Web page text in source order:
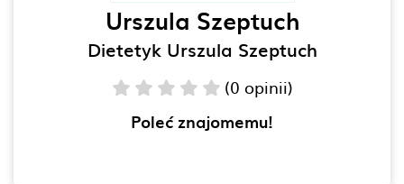
Urszula Szeptuch
Dietetyk Urszula Szeptuch
(0 opinii)
Poleć znajomemu!